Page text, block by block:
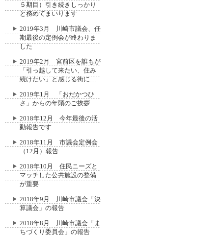
５期目）引き続きしっかり
と務めてまいります
2019年3月 川崎市議会、任
期最後の定例会が終わりま
した
2019年2月 宮前区を誰もが
「引っ越して来たい、住み
続けたい」と感じる街に…
2019年1月 「おだかつひ
さ」からの年頭のご挨拶
2018年12月 今年最後の活
動報告です
2018年11月 市議会定例会
（12月）報告
2018年10月 住民ニーズと
マッチした公共施設の整備
が重要
2018年9月 川崎市議会「決
算議会」の報告
2018年8月 川崎市議会「ま
ちづくり委員会」の報告